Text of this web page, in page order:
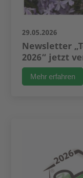
29.05.2026
Newsletter
2026“ jetzt
Mehr erfahren